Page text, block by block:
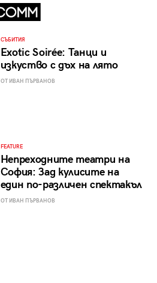
СЪБИТИЯ
Exotic Soirée: Танци и
изкуство с дъх на лято
ОТ ИВАН ПЪРВАНОВ
FEATURE
Непреходните театри на
София: Зад кулисите на
един по-различен спектакъл
ОТ ИВАН ПЪРВАНОВ